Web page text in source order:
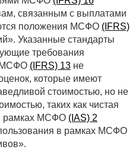
связанным с выплатами
положения МСФО (IFRS)
Указанные стандарты
требования
МСФО (IFRS) 13 не
которые имеют
стоимостью, но не
таких как чистая
рамках МСФО (IAS) 2
в рамках МСФО